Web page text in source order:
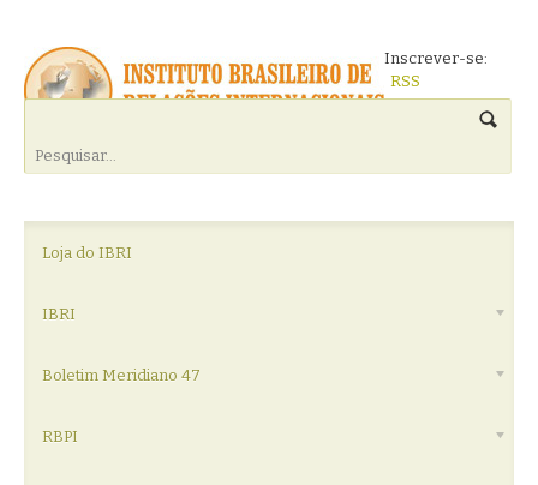
Inscrever-se:
RSS
Loja do IBRI
IBRI
Boletim Meridiano 47
RBPI